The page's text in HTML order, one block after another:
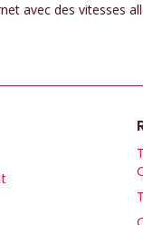
avec des vitesses